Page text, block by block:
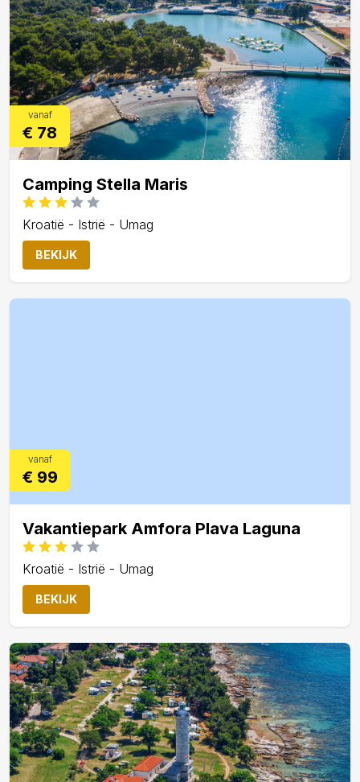
vanaf
€ 78
Camping Stella Maris
Kroatië - Istrië - Umag
BEKIJK
vanaf
€ 99
Vakantiepark Amfora Plava Laguna
Kroatië - Istrië - Umag
BEKIJK